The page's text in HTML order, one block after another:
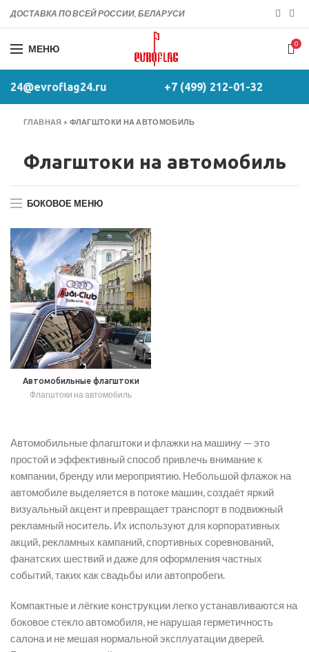
ДОСТАВКА ПО ВСЕЙ РОССИИ, БЕЛАРУСИ
МЕНЮ 0
24@evroflag24.ru +7 (499) 212-01-32
ГЛАВНАЯ » ФЛАГШТОКИ НА АВТОМОБИЛЬ
Флагштоки на автомобиль
БОКОВОЕ МЕНЮ
Автомобильные флагштоки
Флагштоки на автомобиль
Автомобильные флагштоки и флажки на машину — это
простой и эффективный способ привлечь внимание к
компании, бренду или мероприятию. Небольшой флажок на
автомобиле выделяется в потоке машин, создаёт яркий
визуальный акцент и превращает транспорт в подвижный
рекламный носитель. Их используют для корпоративных
акций, рекламных кампаний, спортивных соревнований,
фанатских шествий и даже для оформления частных
событий, таких как свадьбы или автопробеги.
Компактные и лёгкие конструкции легко устанавливаются на
боковое стекло автомобиля, не нарушая герметичность
салона и не мешая нормальной эксплуатации дверей.